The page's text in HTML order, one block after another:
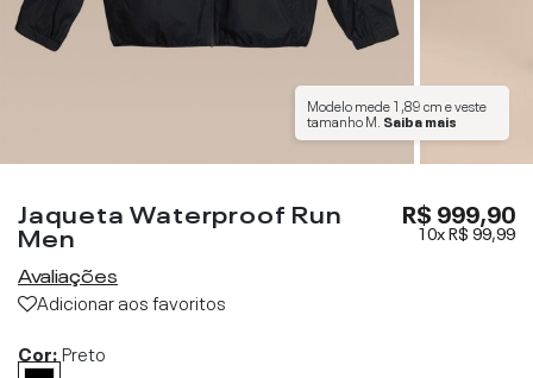
Modelo mede1,89 cme veste
tamanhoM Saiba mais
Jaqueta Waterproof Run
Men
Avaliações
Adicionar aos favoritos
R$ 999,90
10xR$ 99,99
Cor:Preto